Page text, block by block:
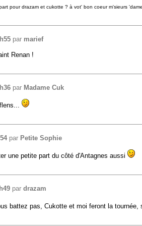
pour drazam et cukotte ? à vot' bon coeur m'sieurs
par marief
Renan !
par Madame Cuk
par Petite Sophie
une petite part du côté d'Antagnes aussi
par drazam
battez pas, Cukotte et moi feront la